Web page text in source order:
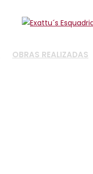
OBRAS REALIZADAS